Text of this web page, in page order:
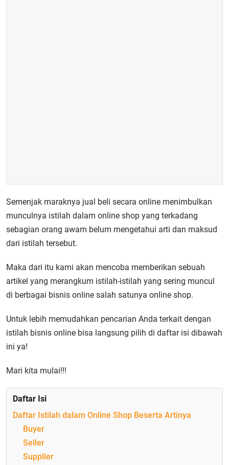
Semenjak maraknya jual beli secara online menimbulkan
munculnya istilah dalam online shop yang terkadang
sebagian orang awam belum mengetahui arti dan maksud
dari istilah tersebut.
Maka dari itu kami akan mencoba memberikan sebuah
artikel yang merangkum istilah-istilah yang sering muncul
di berbagai bisnis online salah satunya online shop.
Untuk lebih memudahkan pencarian Anda terkait dengan
istilah bisnis online bisa langsung pilih di daftar isi dibawah
ini ya!
Mari kita mulai!!!
Daftar Isi
Daftar Istilah dalam Online Shop Beserta Artinya
Buyer
Seller
Supplier